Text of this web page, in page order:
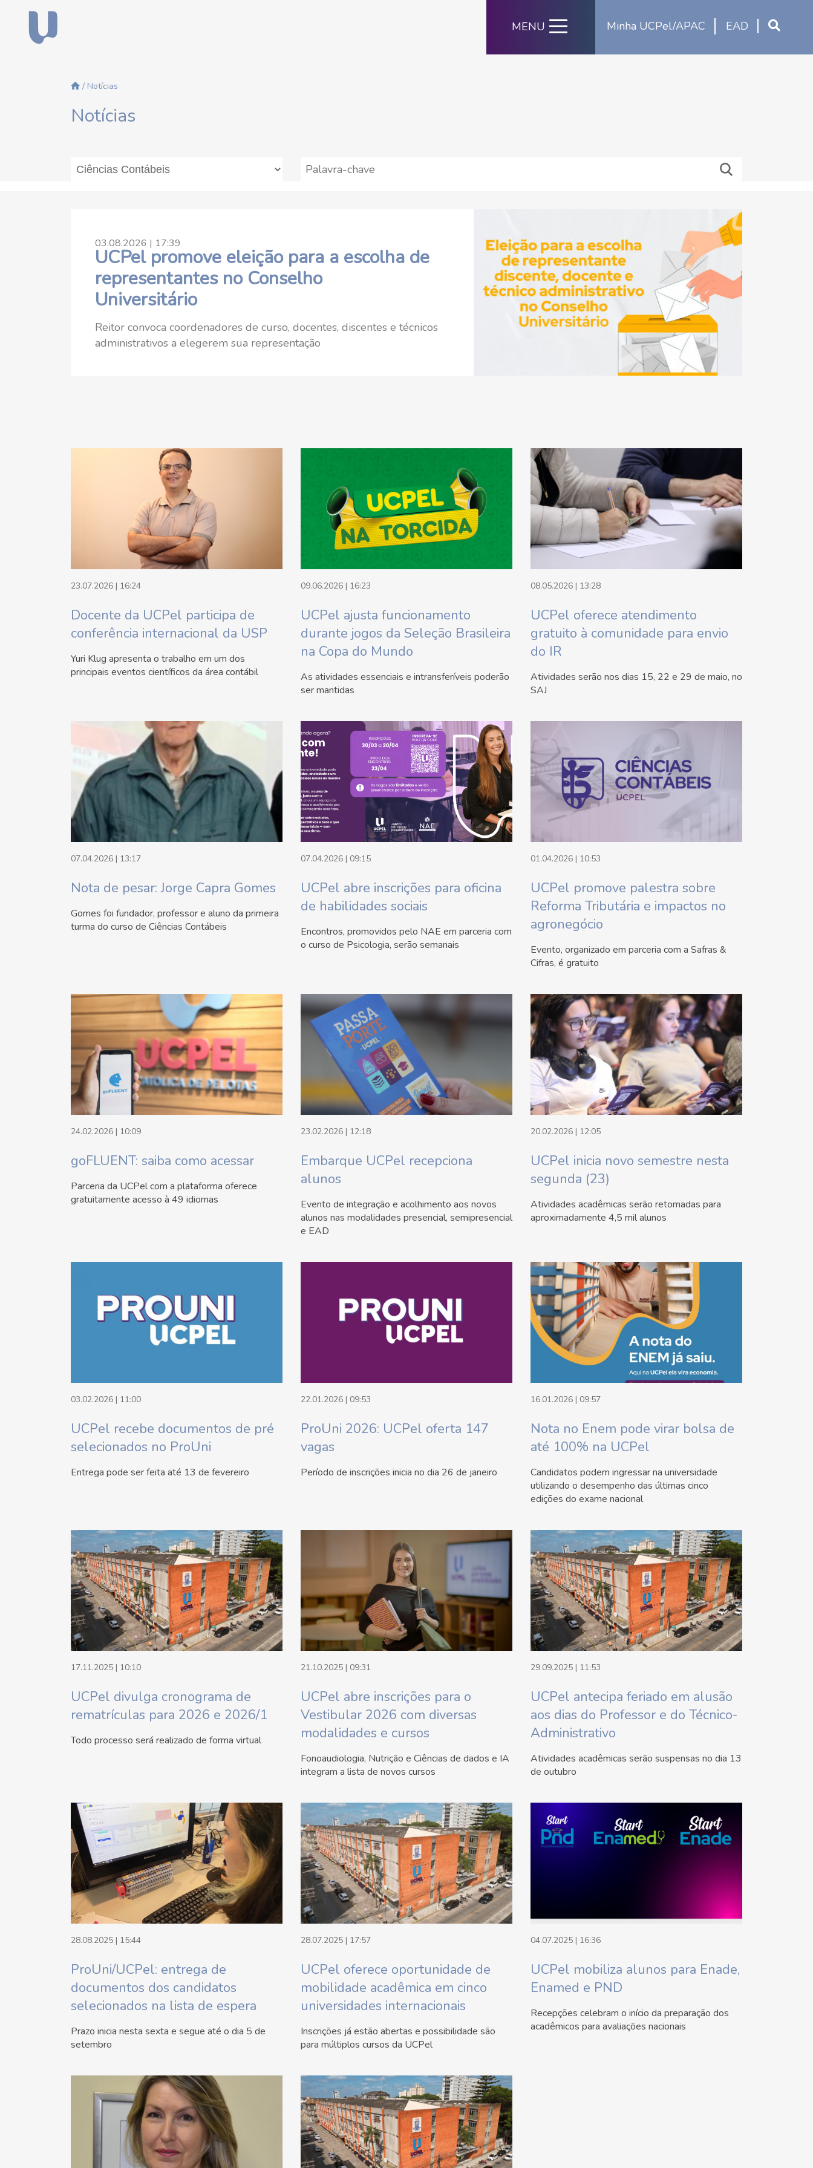
Minha UCPel/APAC EAD
MENU
/ Notícias
Notícias
03.08.2026 | 17:39
UCPel promove eleição para a escolha de
representantes no Conselho
Universitário
Reitor convoca coordenadores de curso, docentes, discentes e técnicos
administrativos a elegerem sua representação
23.07.2026 | 16:24
Docente da UCPel participa de
conferência internacional da USP
Yuri Klug apresenta o trabalho em um dos
principais eventos científicos da área contábil
09.06.2026 | 16:23
UCPel ajusta funcionamento
durante jogos da Seleção Brasileira
na Copa do Mundo
As atividades essenciais e intransferíveis poderão
ser mantidas
08.05.2026 | 13:28
UCPel oferece atendimento
gratuito à comunidade para envio
do IR
Atividades serão nos dias 15, 22 e 29 de maio, no
SAJ
07.04.2026 | 13:17
Nota de pesar: Jorge Capra Gomes
Gomes foi fundador, professor e aluno da primeira
turma do curso de Ciências Contábeis
07.04.2026 | 09:15
UCPel abre inscrições para oficina
de habilidades sociais
Encontros, promovidos pelo NAE em parceria com
o curso de Psicologia, serão semanais
01.04.2026 | 10:53
UCPel promove palestra sobre
Reforma Tributária e impactos no
agronegócio
Evento, organizado em parceria com a Safras &
Cifras, é gratuito
24.02.2026 | 10:09
goFLUENT: saiba como acessar
Parceria da UCPel com a plataforma oferece
gratuitamente acesso à 49 idiomas
23.02.2026 | 12:18
Embarque UCPel recepciona
alunos
Evento de integração e acolhimento aos novos
alunos nas modalidades presencial, semipresencial
e EAD
20.02.2026 | 12:05
UCPel inicia novo semestre nesta
segunda (23)
Atividades acadêmicas serão retomadas para
aproximadamente 4,5 mil alunos
03.02.2026 | 11:00
UCPel recebe documentos de pré
selecionados no ProUni
Entrega pode ser feita até 13 de fevereiro
22.01.2026 | 09:53
ProUni 2026: UCPel oferta 147
vagas
Período de inscrições inicia no dia 26 de janeiro
16.01.2026 | 09:57
Nota no Enem pode virar bolsa de
até 100% na UCPel
Candidatos podem ingressar na universidade
utilizando o desempenho das últimas cinco
edições do exame nacional
17.11.2025 | 10:10
UCPel divulga cronograma de
rematrículas para 2026 e 2026/1
Todo processo será realizado de forma virtual
21.10.2025 | 09:31
UCPel abre inscrições para o
Vestibular 2026 com diversas
modalidades e cursos
Fonoaudiologia, Nutrição e Ciências de dados e IA
integram a lista de novos cursos
29.09.2025 | 11:53
UCPel antecipa feriado em alusão
aos dias do Professor e do Técnico-
Administrativo
Atividades acadêmicas serão suspensas no dia 13
de outubro
28.08.2025 | 15:44
ProUni/UCPel: entrega de
documentos dos candidatos
selecionados na lista de espera
Prazo inicia nesta sexta e segue até o dia 5 de
setembro
28.07.2025 | 17:57
UCPel oferece oportunidade de
mobilidade acadêmica em cinco
universidades internacionais
Inscrições já estão abertas e possibilidade são
para múltiplos cursos da UCPel
04.07.2025 | 16:36
UCPel mobiliza alunos para Enade,
Enamed e PND
Recepções celebram o início da preparação dos
acadêmicos para avaliações nacionais